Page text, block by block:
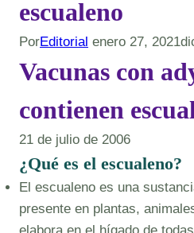
escualeno
PorEditorial enero 27, 2021
Vacunas con
contienen
21 de julio de 2006
¿Qué es el escualeno?
El escualeno es una
presente en plantas,